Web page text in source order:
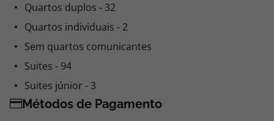
Quartos duplos - 32
Quartos individuais - 2
Sem quartos comunicantes
Suites - 94
Suites júnior - 3
Métodos de Pagamento